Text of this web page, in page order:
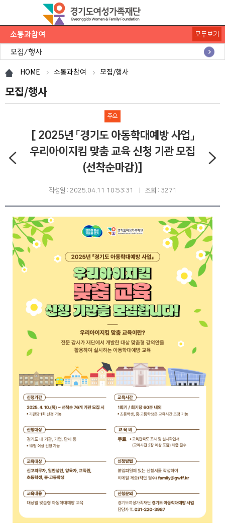
소통과참여
공지사항
채용공고
모집/행사
카드뉴스
언론보도
도민의 의견
재단 간행물
모두보기
HOME 소통과참여 모집/행사
모집/행사
주요
[ 2025년 「경기도 아동학대예방 사업」
우리아이지킴 맞춤 교육 신청 기관 모집
(선착순마감)]
작성일 : 2025.04.11 10:53:31 조회 : 3271